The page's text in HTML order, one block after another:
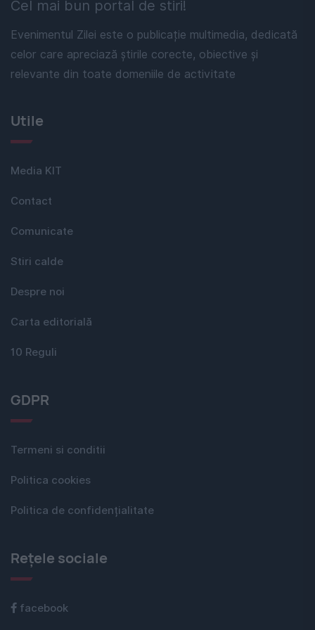
Cel mai bun portal de stiri!
Evenimentul Zilei este o publicație multimedia, dedicată
celor care apreciază știrile corecte, obiective și
relevante din toate domeniile de activitate
Utile
Media KIT
Contact
Comunicate
Stiri calde
Despre noi
Carta editorială
10 Reguli
GDPR
Termeni si conditii
Politica cookies
Politica de confidențialitate
Rețele sociale
facebook